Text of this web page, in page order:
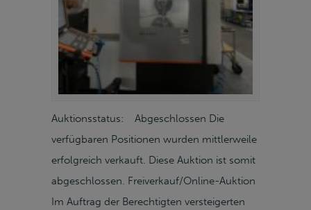
Auktionsstatus: Abgeschlossen Die
verfügbaren Positionen wurden mittlerweile
erfolgreich verkauft. Diese Auktion ist somit
abgeschlossen. Freiverkauf/Online-Auktion
Im Auftrag der Berechtigten versteigerten